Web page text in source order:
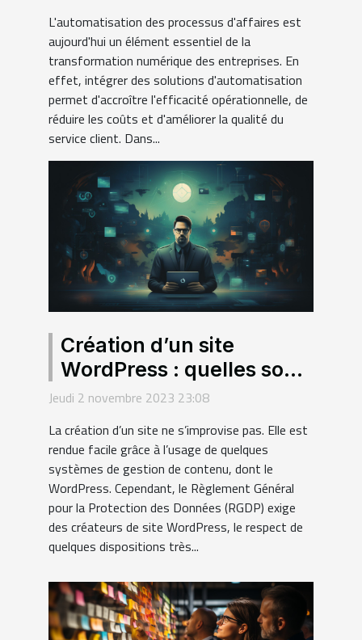
L'automatisation des processus d'affaires est
aujourd'hui un élément essentiel de la
transformation numérique des entreprises. En
effet, intégrer des solutions d'automatisation
permet d'accroître l'efficacité opérationnelle, de
réduire les coûts et d'améliorer la qualité du
service client. Dans...
Création d’un site
WordPress : quelles sont
les dispositions à
conformer au RGPD ?
Jeudi 2 novembre 2023 23:08
La création d’un site ne s’improvise pas. Elle est
rendue facile grâce à l’usage de quelques
systèmes de gestion de contenu, dont le
WordPress. Cependant, le Règlement Général
pour la Protection des Données (RGDP) exige
des créateurs de site WordPress, le respect de
quelques dispositions très...